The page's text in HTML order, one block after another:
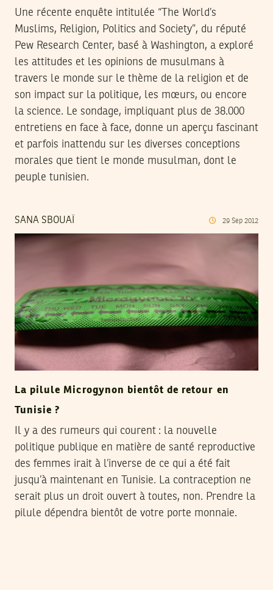
Une récente enquête intitulée “The World’s
Muslims, Religion, Politics and Society”, du réputé
Pew Research Center, basé à Washington, a exploré
les attitudes et les opinions de musulmans à
travers le monde sur le thème de la religion et de
son impact sur la politique, les mœurs, ou encore
la science. Le sondage, impliquant plus de 38.000
entretiens en face à face, donne un aperçu fascinant
et parfois inattendu sur les diverses conceptions
morales que tient le monde musulman, dont le
peuple tunisien.
SANA SBOUAÏ 29 Sep 2012
La pilule Microgynon bientôt de retour en
Tunisie ?
Il y a des rumeurs qui courent : la nouvelle
politique publique en matière de santé reproductive
des femmes irait à l’inverse de ce qui a été fait
jusqu’à maintenant en Tunisie. La contraception ne
serait plus un droit ouvert à toutes, non. Prendre la
pilule dépendra bientôt de votre porte monnaie.